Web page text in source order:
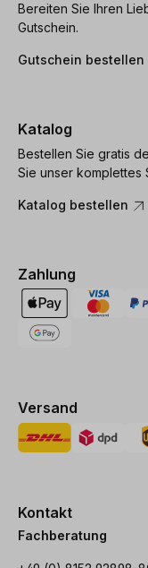
Bereiten Sie Ihren
Gutschein.
Gutschein bestellen
Katalog
Bestellen Sie gratis
Sie unser komplettes
Katalog bestellen
Zahlung
Versand
Kontakt
Fachberatung